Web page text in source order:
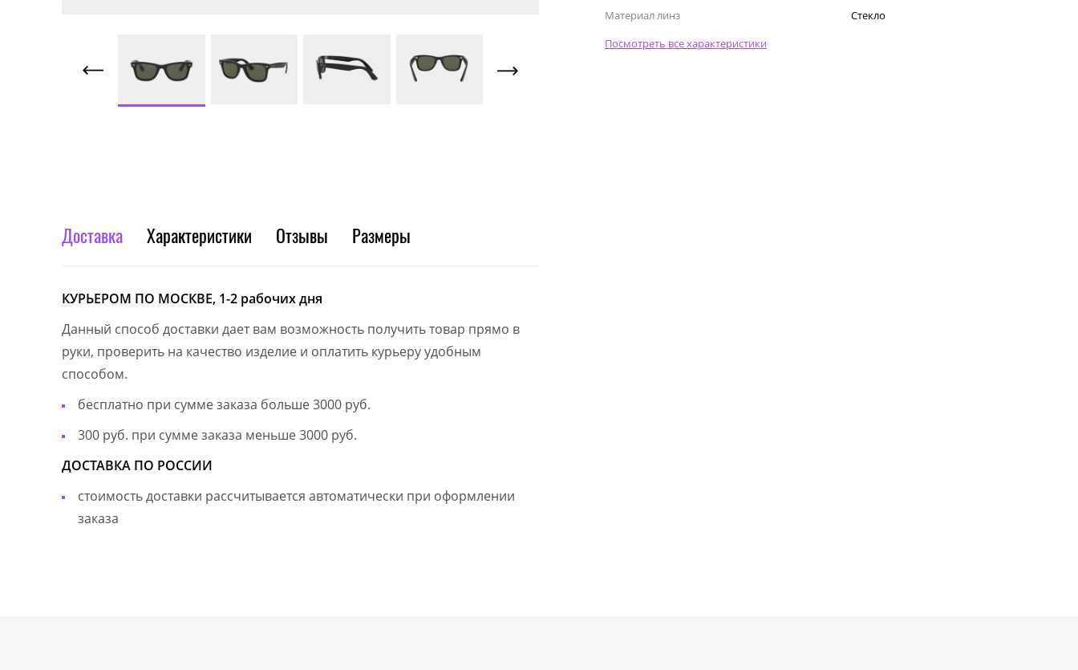
Материал линз
Стекло
Посмотреть все характеристики
Доставка Характеристики Отзывы Размеры
КУРЬЕРОМ ПО МОСКВЕ, 1-2 рабочих дня
Данный способ доставки дает вам возможность получить товар прямо в
руки, проверить на качество изделие и оплатить курьеру удобным
способом.
бесплатно при сумме заказа больше 3000 руб.
300 руб. при сумме заказа меньше 3000 руб.
ДОСТАВКА ПО РОССИИ
стоимость доставки рассчитывается автоматически при оформлении
заказа